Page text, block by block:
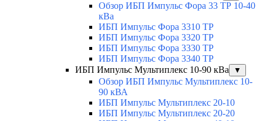
Обзор ИБП Импульс Фора 33 ТР 10-40
кВа
ИБП Импульс Фора 3310 ТР
ИБП Импульс Фора 3320 ТР
ИБП Импульс Фора 3330 ТР
ИБП Импульс Фора 3340 ТР
ИБП Импульс Мультиплекс 10-90 кВа
▼
Обзор ИБП Импульс Мультиплекс 10-
90 кВА
ИБП Импульс Мультиплекс 20-10
ИБП Импульс Мультиплекс 20-20